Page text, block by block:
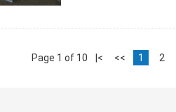
Page 1 of 10 |< << 1 2